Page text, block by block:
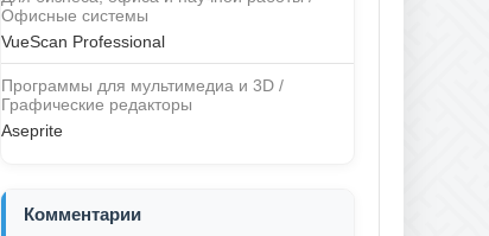
Офисные системы
VueScan Professional
Программы для мультимедиа и 3D /
Графические редакторы
Aseprite
Комментарии